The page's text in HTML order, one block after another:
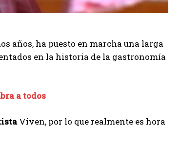
años, ha puesto en marcha una larga
en la historia de la gastronomía
a todos
Viven, por lo que realmente es hora